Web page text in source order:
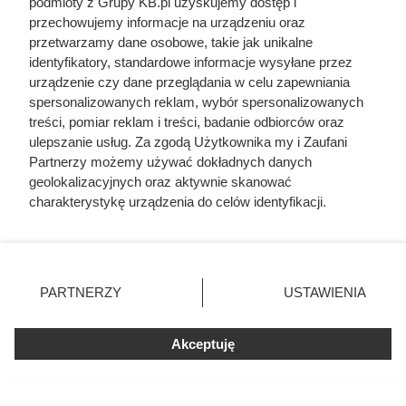
Zginął z rąk kobiety, którą próbował zgwałcić.
Historia polskiego władcy zaskakuje
Ta wojna po raz pierwszy złamała potęgę
imperialnej Rosji. Mało kto o niej pamięta
Miał tylko 16 lat i nie bał się władzy PRL. SB
zabiło go w czasie stanu wojennego
przechowujemy informacje na urządzeniu oraz
przetwarzamy dane osobowe, takie jak unikalne
identyfikatory, standardowe informacje wysyłane przez
urządzenie czy dane przeglądania w celu zapewniania
spersonalizowanych reklam, wybór spersonalizowanych
treści, pomiar reklam i treści, badanie odbiorców oraz
ulepszanie usług. Za zgodą Użytkownika my i Zaufani
Partnerzy możemy używać dokładnych danych
geolokalizacyjnych oraz aktywnie skanować
charakterystykę urządzenia do celów identyfikacji.
zmienić/wycofać klikając przycisk ustawień prywatności
znajdujący się w lewym dolnym rogu strony. Niektóre
użytkownika, ale masz prawo sprzeciwić się takiemu
przetwarzaniu. Preferencje będą miały zastosowania tylko
PARTNERZY USTAWIENIA
Akceptuję